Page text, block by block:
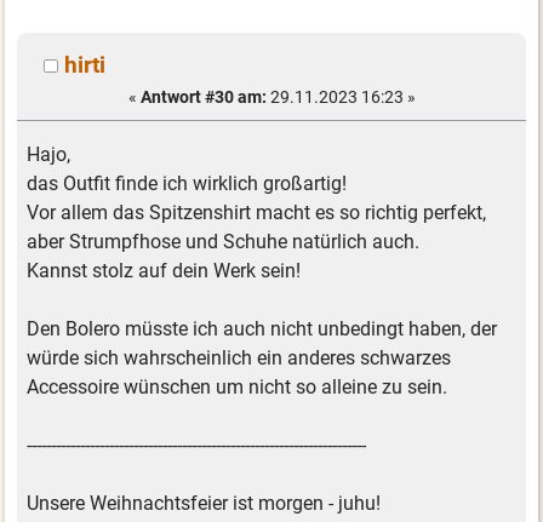
hirti
« Antwort #30 am: 29.11.2023 16:23 »
Hajo,
das Outfit finde ich wirklich großartig!
Vor allem das Spitzenshirt macht es so richtig perfekt,
aber Strumpfhose und Schuhe natürlich auch.
Kannst stolz auf dein Werk sein!
Den Bolero müsste ich auch nicht unbedingt haben, der
würde sich wahrscheinlich ein anderes schwarzes
Accessoire wünschen um nicht so alleine zu sein.
----------------------------------------------------------------------
Unsere Weihnachtsfeier ist morgen - juhu!